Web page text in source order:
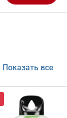
Показать все